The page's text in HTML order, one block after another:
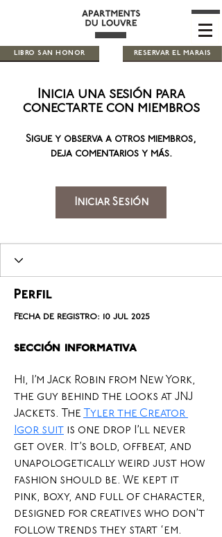
LIBRO SAN HONOR RESERVAR EL MARAIS
Inicia una sesión para
conectarte con miembros
Sigue y observa a otros miembros,
deja comentarios y más.
Iniciar Sesión
Perfil
Fecha de registro: 10 jul 2025
Sección informativa
Hi, I’m Jack Robin from New York,
the guy behind the looks at JNJ
Jackets. The
Tyler the Creator
Igor suit is one drop I’ll never
get over. It’s bold, offbeat, and
unapologetically weird just how
fashion should be. We kept it
pink, boxy, and full of character,
designed for creatives who don’t
follow trends they start ‘em.